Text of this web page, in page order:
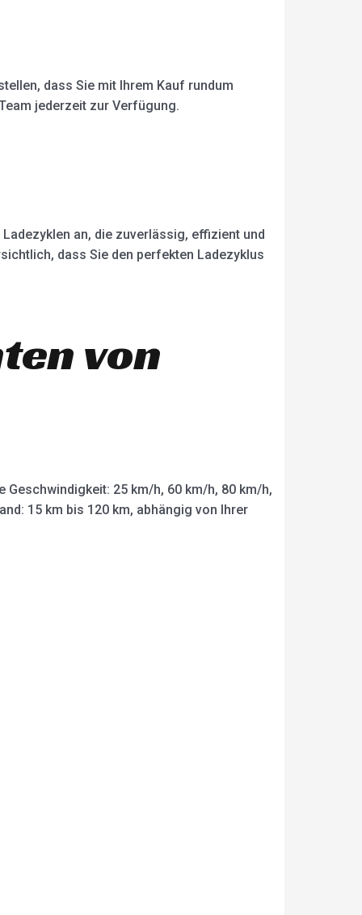
dass Sie mit Ihrem Kauf rundum
jederzeit zur Verfügung.
an, die zuverlässig, effizient und
dass Sie den perfekten Ladezyklus
von
Geschwindigkeit: 25 km/h, 60 km/h, 80 km/h,
15 km bis 120 km, abhängig von Ihrer